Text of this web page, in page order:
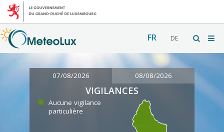
FR DE
07/08/2026 08/08/2026
VIGILANCES
Aucune vigilance
particulière